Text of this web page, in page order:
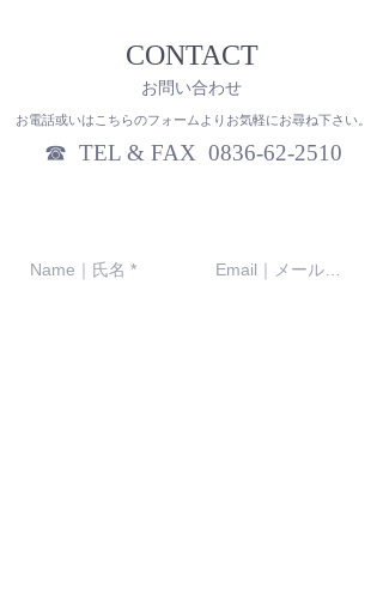
CONTACT
お問い合わせ
お電話或いはこちらのフォームよりお気軽にお尋ね下さい。
☎︎ TEL & FAX 0836-62-2510